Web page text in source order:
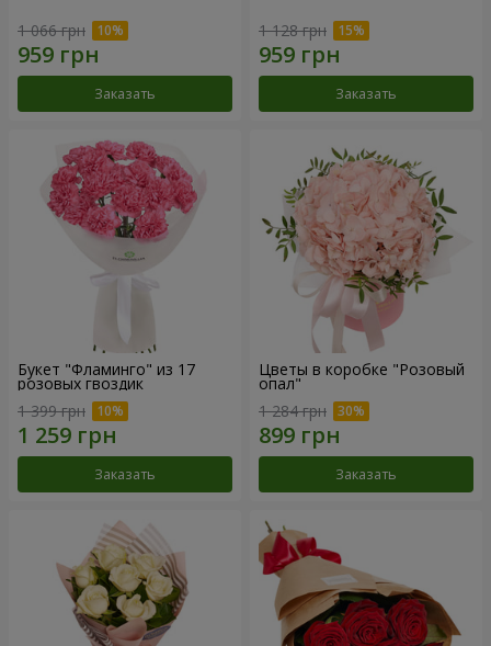
1 066 грн
Заказать
1 128 грн
Заказать
Букет "Фламинго" из 17
розовых гвоздик
1 399 грн
Заказать
Цветы в коробке "Розовый
опал"
1 284 грн
Заказать